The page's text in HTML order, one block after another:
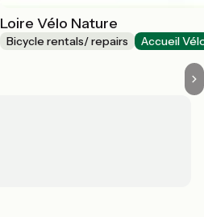
Loire Vélo Nature
Bicycle rentals/ repairs Accueil